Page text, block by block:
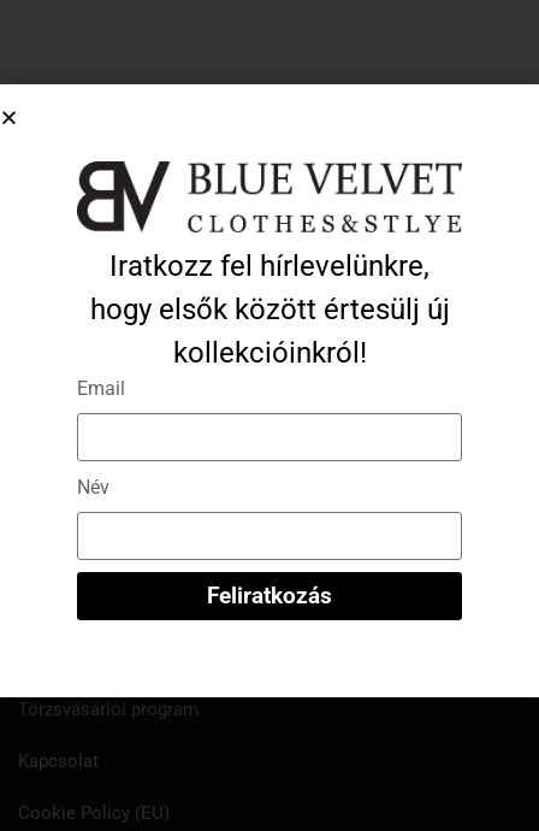
Pliszírozott maxi szoknya – zöld
16 890 Ft 5 067Ft
info@bvonlineshop.hu
Információ
Törzsvásárlói program
Kapcsolat
Cookie Policy (EU)
Iratkozz fel hírlevelünkre,
hogy elsők között értesülj új
kollekcióinkról!
Email
Név
Feliratkozás